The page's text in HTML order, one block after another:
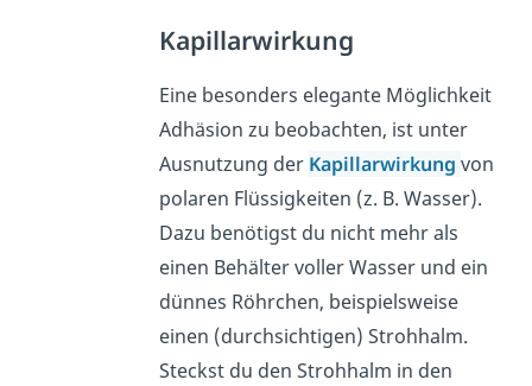
Kapillarwirkung
Eine besonders elegante Möglichkeit
Adhäsion zu beobachten, ist unter
Ausnutzung der Kapillarwirkung von
polaren Flüssigkeiten (z. B. Wasser).
Dazu benötigst du nicht mehr als
einen Behälter voller Wasser und ein
dünnes Röhrchen, beispielsweise
einen (durchsichtigen) Strohhalm.
Steckst du den Strohhalm in den